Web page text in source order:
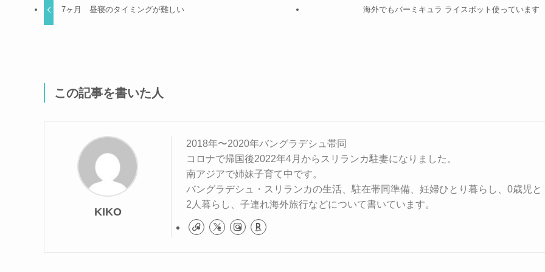
7ヶ月 昼寝のタイミングが難しい 海外でもバーミキュラ ライスポット使っています
この記事を書いた人
KIKO
2018年〜2020年バングラデシュ帯同
コロナで帰国後2022年4月からスリランカ駐妻になりました。
南アジアで姉妹子育て中です。
バングラデシュ・スリランカの生活、駐在帯同準備、妊婦ひとり暮らし、0歳児と
2人暮らし、子連れ海外旅行などについて書いています。